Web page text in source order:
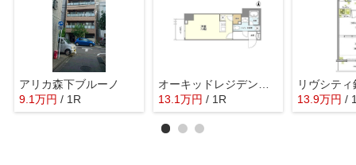
アリカ森下ブルーノ
9.1万円 / 1R
13.1万円 / 1R 13.9万円 /